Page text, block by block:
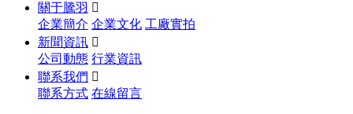
關于騰羽 
企業簡介 企業文化 工廠實拍
新聞資訊 
公司動態 行業資訊
聯系我們 
聯系方式 在線留言